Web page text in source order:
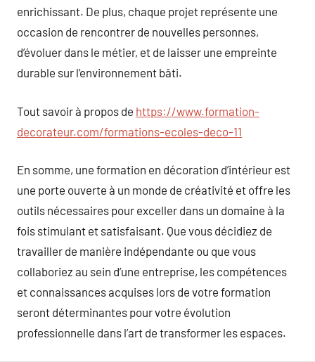
enrichissant. De plus, chaque projet représente une
occasion de rencontrer de nouvelles personnes,
d’évoluer dans le métier, et de laisser une empreinte
durable sur l’environnement bâti.
Tout savoir à propos de https://www.formation-
decorateur.com/formations-ecoles-deco-11
En somme, une formation en décoration d’intérieur est
une porte ouverte à un monde de créativité et offre les
outils nécessaires pour exceller dans un domaine à la
fois stimulant et satisfaisant. Que vous décidiez de
travailler de manière indépendante ou que vous
collaboriez au sein d’une entreprise, les compétences
et connaissances acquises lors de votre formation
seront déterminantes pour votre évolution
professionnelle dans l’art de transformer les espaces.